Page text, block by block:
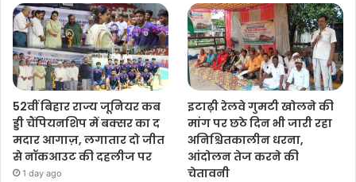
52वीं बिहार राज्य जूनियर कब
ड्डी चैंपियनशिप में बक्सर का द
मदार आगाज़, लगातार दो जीत
से नॉकआउट की दहलीज पर
1 day ago
इटाढ़ी रेलवे गुमटी खोलने की
मांग पर छठे दिन भी जारी रहा
अनिश्चितकालीन धरना,
आंदोलन तेज करने की
चेतावनी